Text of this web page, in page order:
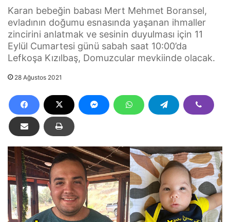
Karan bebeğin babası Mert Mehmet Boransel,
evladının doğumu esnasında yaşanan ihmaller
zincirini anlatmak ve sesinin duyulması için 11
Eylül Cumartesi günü sabah saat 10:00’da
Lefkoşa Kızılbaş, Domuzcular mevkiinde olacak.
28 Ağustos 2021